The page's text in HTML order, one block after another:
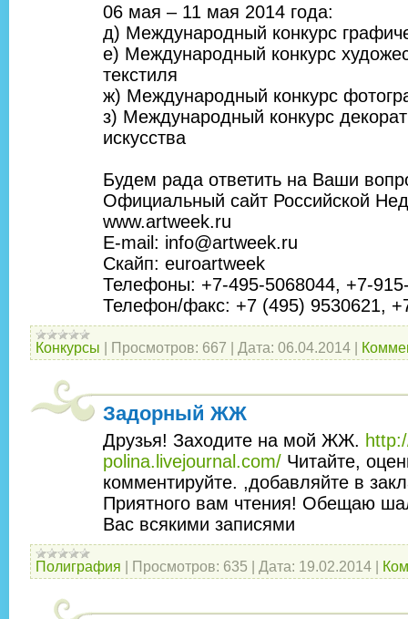
06 мая – 11 мая 2014 года:
д) Международный конкурс
е) Международный конкурс
текстиля
ж) Международный конкурс
з) Международный конкурс
искусства
Будем рада ответить на Ваши
Официальный сайт Российской
www.artweek.ru
E-mail: info@artweek.ru
Скайп: euroartweek
Телефоны: +7-495-5068044, +7-
Телефон/факс: +7 (495) 9530621,
Конкурсы Просмотров: 667 Дата: 06.04.2014
Задорный ЖЖ
Друзья! Заходите на мой ЖЖ.
polina.livejournal.com/ Читайте,
комментируйте. ,добавляйте в
Приятного вам чтения! Обещаю
Вас всякими записями
Полиграфия Просмотров: 635 Дата: 19.02.2014